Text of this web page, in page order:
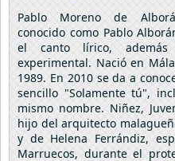
Pablo Moreno de
conocido como Pablo
el canto lírico,
experimental. Nació en
1989. En 2010 se da a
sencillo "Solamente tú",
mismo nombre. Niñez,
hijo del arquitecto
y de Helena Ferrándiz,
Marruecos, durante el